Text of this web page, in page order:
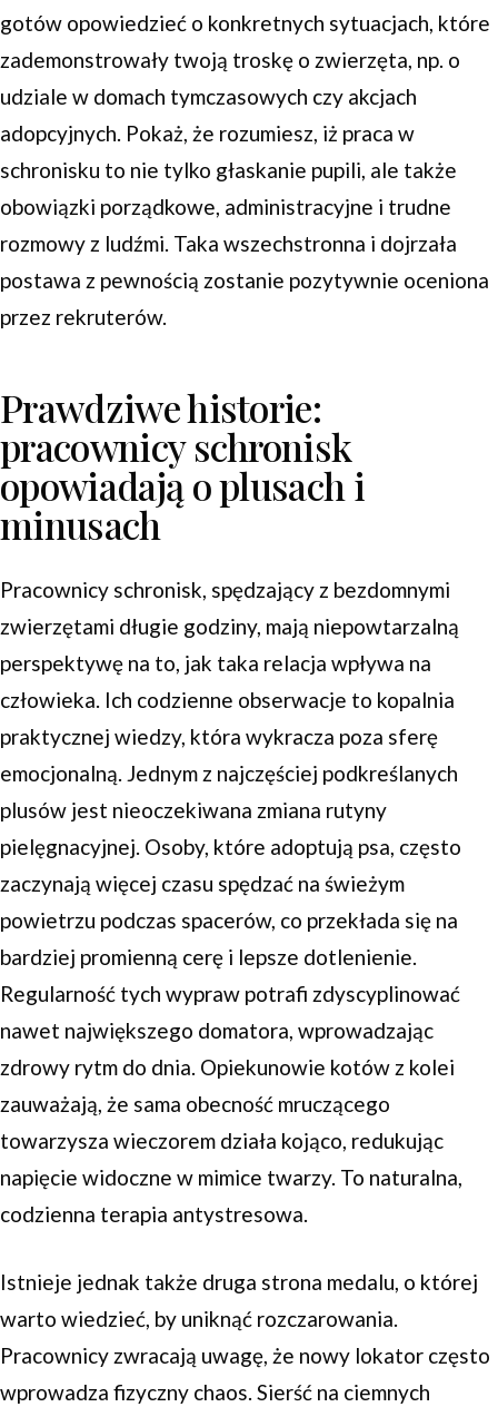
gotów opowiedzieć o konkretnych sytuacjach, które
zademonstrowały twoją troskę o zwierzęta, np. o
udziale w domach tymczasowych czy akcjach
adopcyjnych. Pokaż, że rozumiesz, iż praca w
schronisku to nie tylko głaskanie pupili, ale także
obowiązki porządkowe, administracyjne i trudne
rozmowy z ludźmi. Taka wszechstronna i dojrzała
postawa z pewnością zostanie pozytywnie oceniona
przez rekruterów.
Prawdziwe historie:
pracownicy schronisk
opowiadają o plusach i
minusach
Pracownicy schronisk, spędzający z bezdomnymi
zwierzętami długie godziny, mają niepowtarzalną
perspektywę na to, jak taka relacja wpływa na
człowieka. Ich codzienne obserwacje to kopalnia
praktycznej wiedzy, która wykracza poza sferę
emocjonalną. Jednym z najczęściej podkreślanych
plusów jest nieoczekiwana zmiana rutyny
pielęgnacyjnej. Osoby, które adoptują psa, często
zaczynają więcej czasu spędzać na świeżym
powietrzu podczas spacerów, co przekłada się na
bardziej promienną cerę i lepsze dotlenienie.
Regularność tych wypraw potrafi zdyscyplinować
nawet największego domatora, wprowadzając
zdrowy rytm do dnia. Opiekunowie kotów z kolei
zauważają, że sama obecność mruczącego
towarzysza wieczorem działa kojąco, redukując
napięcie widoczne w mimice twarzy. To naturalna,
codzienna terapia antystresowa.
Istnieje jednak także druga strona medalu, o której
warto wiedzieć, by uniknąć rozczarowania.
Pracownicy zwracają uwagę, że nowy lokator często
wprowadza fizyczny chaos. Sierść na ciemnych